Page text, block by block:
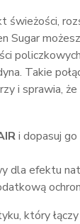
świeżości,
Sugar
Takie
i sprawia, że
i dopasuj
dla efektu
który